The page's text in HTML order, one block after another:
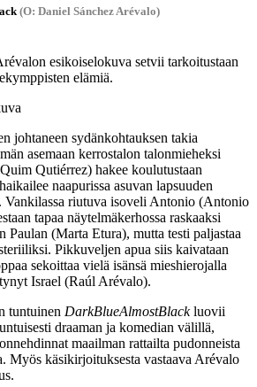
(O: Daniel Sánchez Arévalo)
esikoiselokuva setvii tarkoitustaan
elämiä.
johtaneen sydänkohtauksen takia
asemaan kerrostalon talonmieheksi
Quim Qutiérrez) hakee koulutustaan
naapurissa asuvan lapsuuden
Vankilassa riutuva isoveli Antonio (Antonio
tapaa näytelmäkerhossa raskaaksi
Paulan (Marta Etura), mutta testi paljastaa
Pikkuveljen apua siis kaivataan
sekoittaa vielä isänsä mieshierojalla
Israel (Raúl Arévalo).
tuntuinen DarkBlueAlmostBlackluovii
draaman ja komedian välillä,
maailman rattailta pudonneista
Myös käsikirjoituksesta vastaava Arévalo